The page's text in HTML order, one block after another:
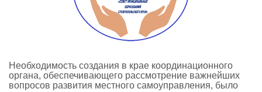
Необходимость создания в крае координационного
органа, обеспечивающего рассмотрение важнейших
вопросов развития местного самоуправления, было